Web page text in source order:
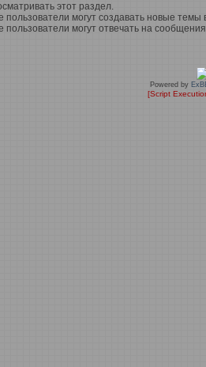
этот раздел.
пользователи могут создавать новые темы
пользователи могут отвечать на
Powered by
[Script